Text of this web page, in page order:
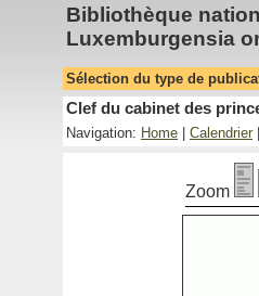
Bibliothèque
Luxemburgensia
Sélection du type de
Clef du cabinet des
Navigation: Home Calendrier
Zoom